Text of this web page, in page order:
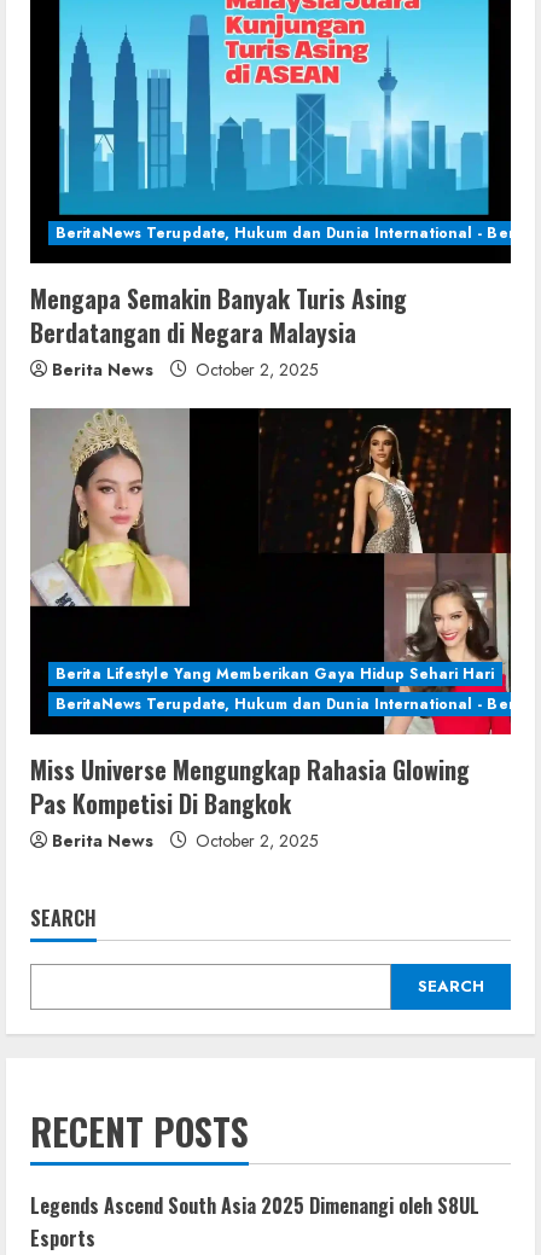
BeritaNews Terupdate, Hukum dan Dunia International - Berita
Mengapa Semakin Banyak Turis Asing
Berdatangan di Negara Malaysia
Berita News October 2, 2025
Berita Lifestyle Yang Memberikan Gaya Hidup Sehari Hari
BeritaNews Terupdate, Hukum dan Dunia International - Berita
Miss Universe Mengungkap Rahasia Glowing
Pas Kompetisi Di Bangkok
Berita News October 2, 2025
SEARCH
SEARCH
RECENT POSTS
Legends Ascend South Asia 2025 Dimenangi oleh S8UL
Esports